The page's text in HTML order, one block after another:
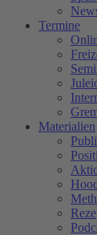
Termine
Materialien